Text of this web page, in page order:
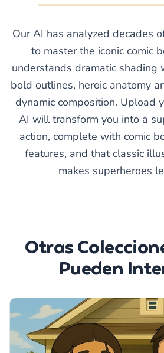
Our AI has analyzed decades
to master the iconic comic
understands dramatic shading
bold outlines, heroic anatomy
dynamic composition. Upload
AI will transform you into a
action, complete with comic
features, and that classic
makes superheroes
Otras
Pueden